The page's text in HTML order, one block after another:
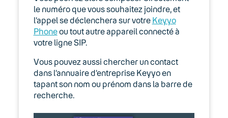
le numéro que vous souhaitez joindre, et
l’appel se déclenchera sur votre Keyyo
Phoneou tout autre appareil connecté à
votre ligne SIP.
Vous pouvez aussi chercher un contact
dans l’annuaire d’entreprise Keyyo en
tapant son nom ou prénom dans la barre de
recherche.